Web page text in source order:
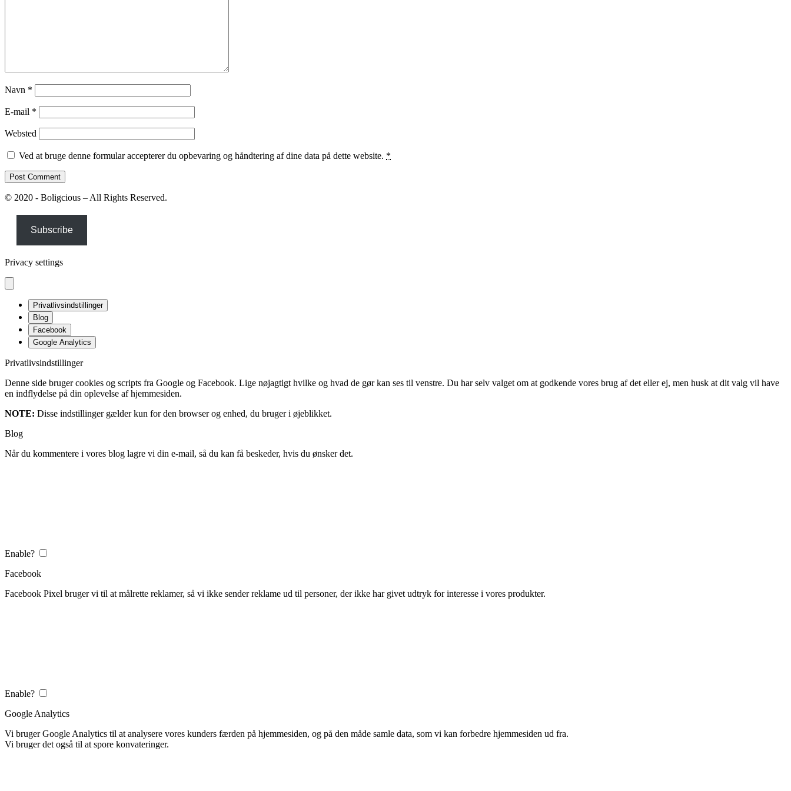
Navn *
E-mail *
Websted
Ved at bruge denne formular accepterer du opbevaring og håndtering af dine data på dette website. *
© 2020 - Boligcious – All Rights Reserved.
Subscribe
Privacy settings
Privatlivsindstillinger
Blog
Facebook
Google Analytics
Privatlivsindstillinger
Denne side bruger cookies og scripts fra Google og Facebook. Lige nøjagtigt hvilke og hvad de gør kan ses til venstre. Du har selv valget om at godkende vores brug af det eller ej, men husk at dit valg vil have
en indflydelse på din oplevelse af hjemmesiden.
NOTE: Disse indstillinger gælder kun for den browser og enhed, du bruger i øjeblikket.
Blog
Når du kommentere i vores blog lagre vi din e-mail, så du kan få beskeder, hvis du ønsker det.
Enable?
Facebook
Facebook Pixel bruger vi til at målrette reklamer, så vi ikke sender reklame ud til personer, der ikke har givet udtryk for interesse i vores produkter.
Enable?
Google Analytics
Vi bruger Google Analytics til at analysere vores kunders færden på hjemmesiden, og på den måde samle data, som vi kan forbedre hjemmesiden ud fra.
Vi bruger det også til at spore konvateringer.